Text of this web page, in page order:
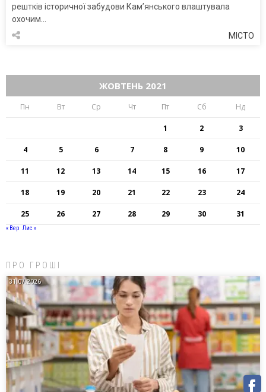
рештків історичної забудови Кам’янського влаштувала
охочим…
МІСТО
ЖОВТЕНЬ 2021
Пн Вт Ср Чт Пт Сб Нд
1 2 3
4 5 6 7 8 9 10
11 12 13 14 15 16 17
18 19 20 21 22 23 24
25 26 27 28 29 30 31
« Вер Лис »
ПРО ГРОШІ
31.07.2026